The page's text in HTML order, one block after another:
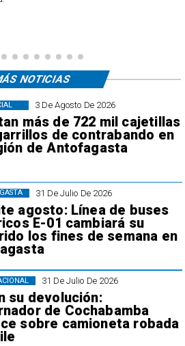
3 De Agosto De 2026
más de 722 mil cajetillas
de contrabando en
de Antofagasta
31 De Julio De 2026
agosto: Línea de buses
E-01 cambiará su
los fines de semana en
31 De Julio De 2026
su devolución:
de Cochabamba
sobre camioneta robada
NOTICIAS